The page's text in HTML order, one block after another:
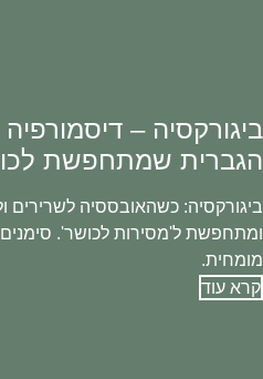
ביגורקסיה –
הגברית שמתחפשת
ביגורקסיה: כשהאובססיה לשרירים
ומתחפשת ל'מסירות לכושר'. סימנים
מומחית.
קרא עוד